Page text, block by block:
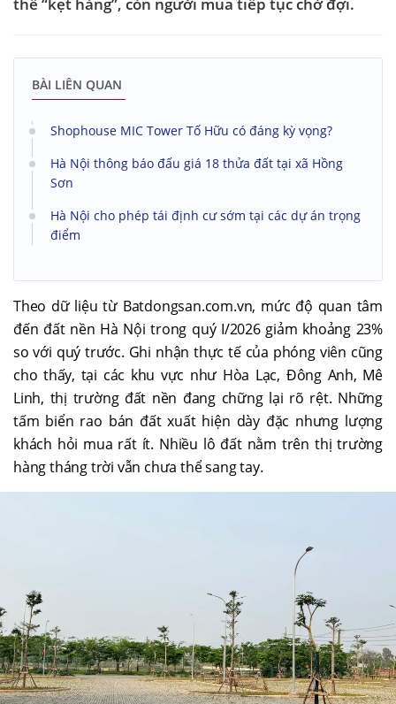
BÀI LIÊN QUAN
Shophouse MIC Tower Tố Hữu có đáng kỳ vọng?
Hà Nội thông báo đấu giá 18 thửa đất tại xã Hồng
Sơn
Hà Nội cho phép tái định cư sớm tại các dự án trọng
điểm
Theo dữ liệu từ Batdongsan.com.vn, mức độ quan tâm
đến đất nền Hà Nội trong quý I/2026 giảm khoảng 23%
so với quý trước. Ghi nhận thực tế của phóng viên cũng
cho thấy, tại các khu vực như Hòa Lạc, Đông Anh, Mê
Linh, thị trường đất nền đang chững lại rõ rệt. Những
tấm biển rao bán đất xuất hiện dày đặc nhưng lượng
khách hỏi mua rất ít. Nhiều lô đất nằm trên thị trường
hàng tháng trời vẫn chưa thể sang tay.